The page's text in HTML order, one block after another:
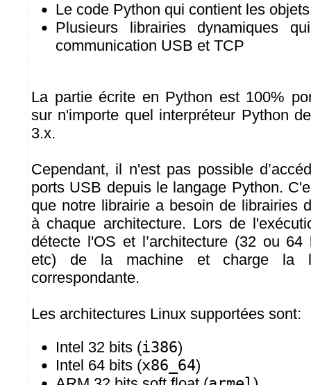
Le code Python qui contient les
Plusieurs librairies dynamiques
communication USB et TCP
La partie écrite en Python est 100%
sur n'importe quel interpréteur Python
3.x.
Cependant, il n'est pas possible
ports USB depuis le langage Python.
que notre librairie a besoin de librairies
à chaque architecture. Lors de
détecte l'OS et l’architecture (32 ou
etc) de la machine et charge la
correspondante.
Les architectures Linux supportées sont:
Intel 32 bits (i386)
Intel 64 bits (x86_64)